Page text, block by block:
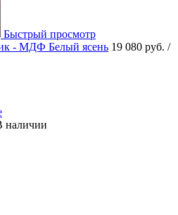
Быстрый просмотр
- МДФ Белый ясень 19 080 руб. /
наличии